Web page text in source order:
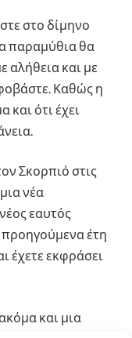
στο δίμηνο
παραμύθια θα
αλήθεια και με
Καθώς η
και ότι έχει
Σκορπιό στις
νέα
εαυτός
προηγούμενα έτη
έχετε εκφράσει
και μια